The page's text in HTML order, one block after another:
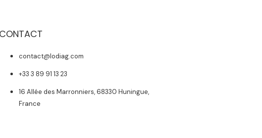
CONTACT
contact@lodiag.com
+33 3 89 91 13 23
16 Allée des Marronniers, 68330 Huningue,
France